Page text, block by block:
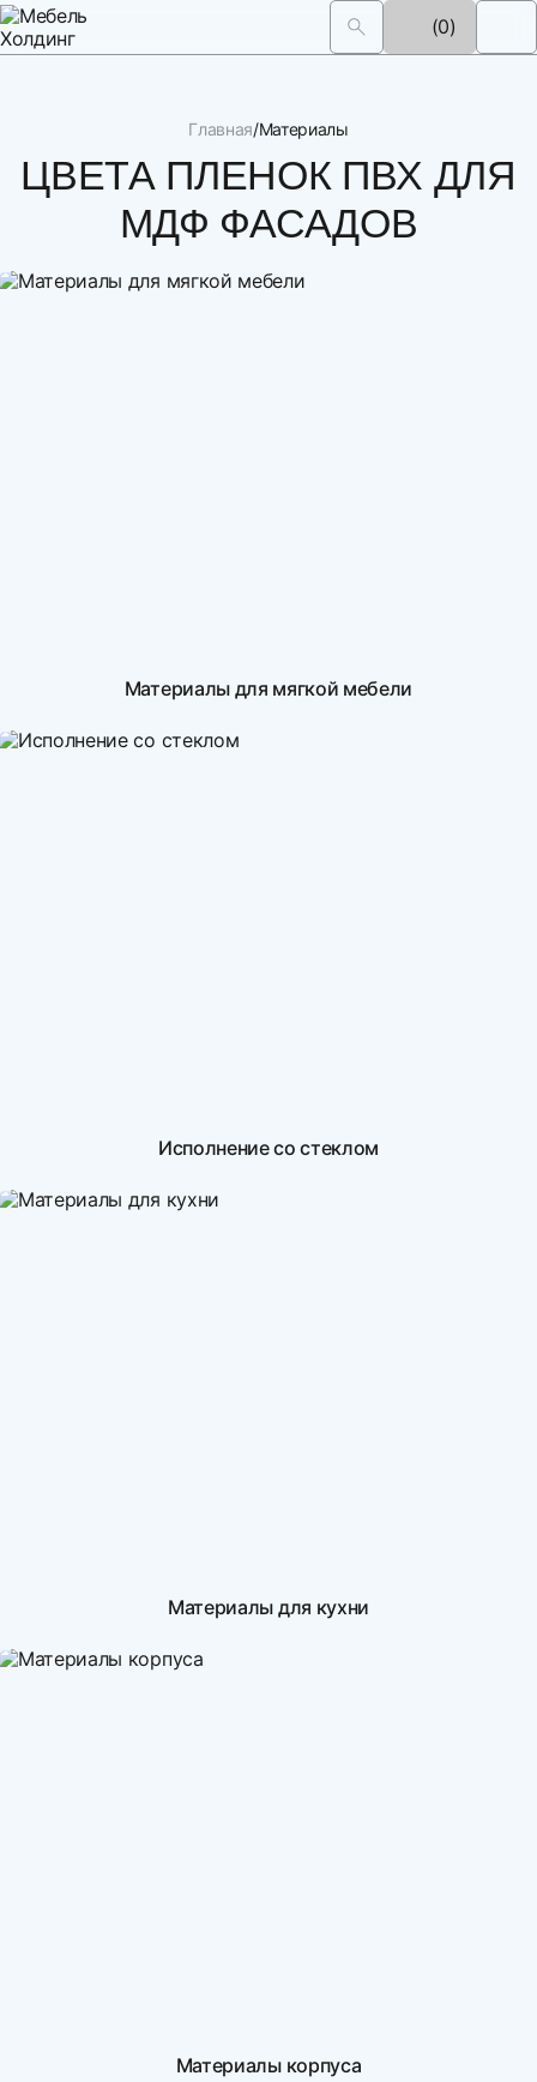
(0)
Главная Материалы
ЦВЕТА ПЛЕНОК ПВХ ДЛЯ
МДФ ФАСАДОВ
Материалы для мягкой мебели
Исполнение со стеклом
Материалы для кухни
Материалы корпуса